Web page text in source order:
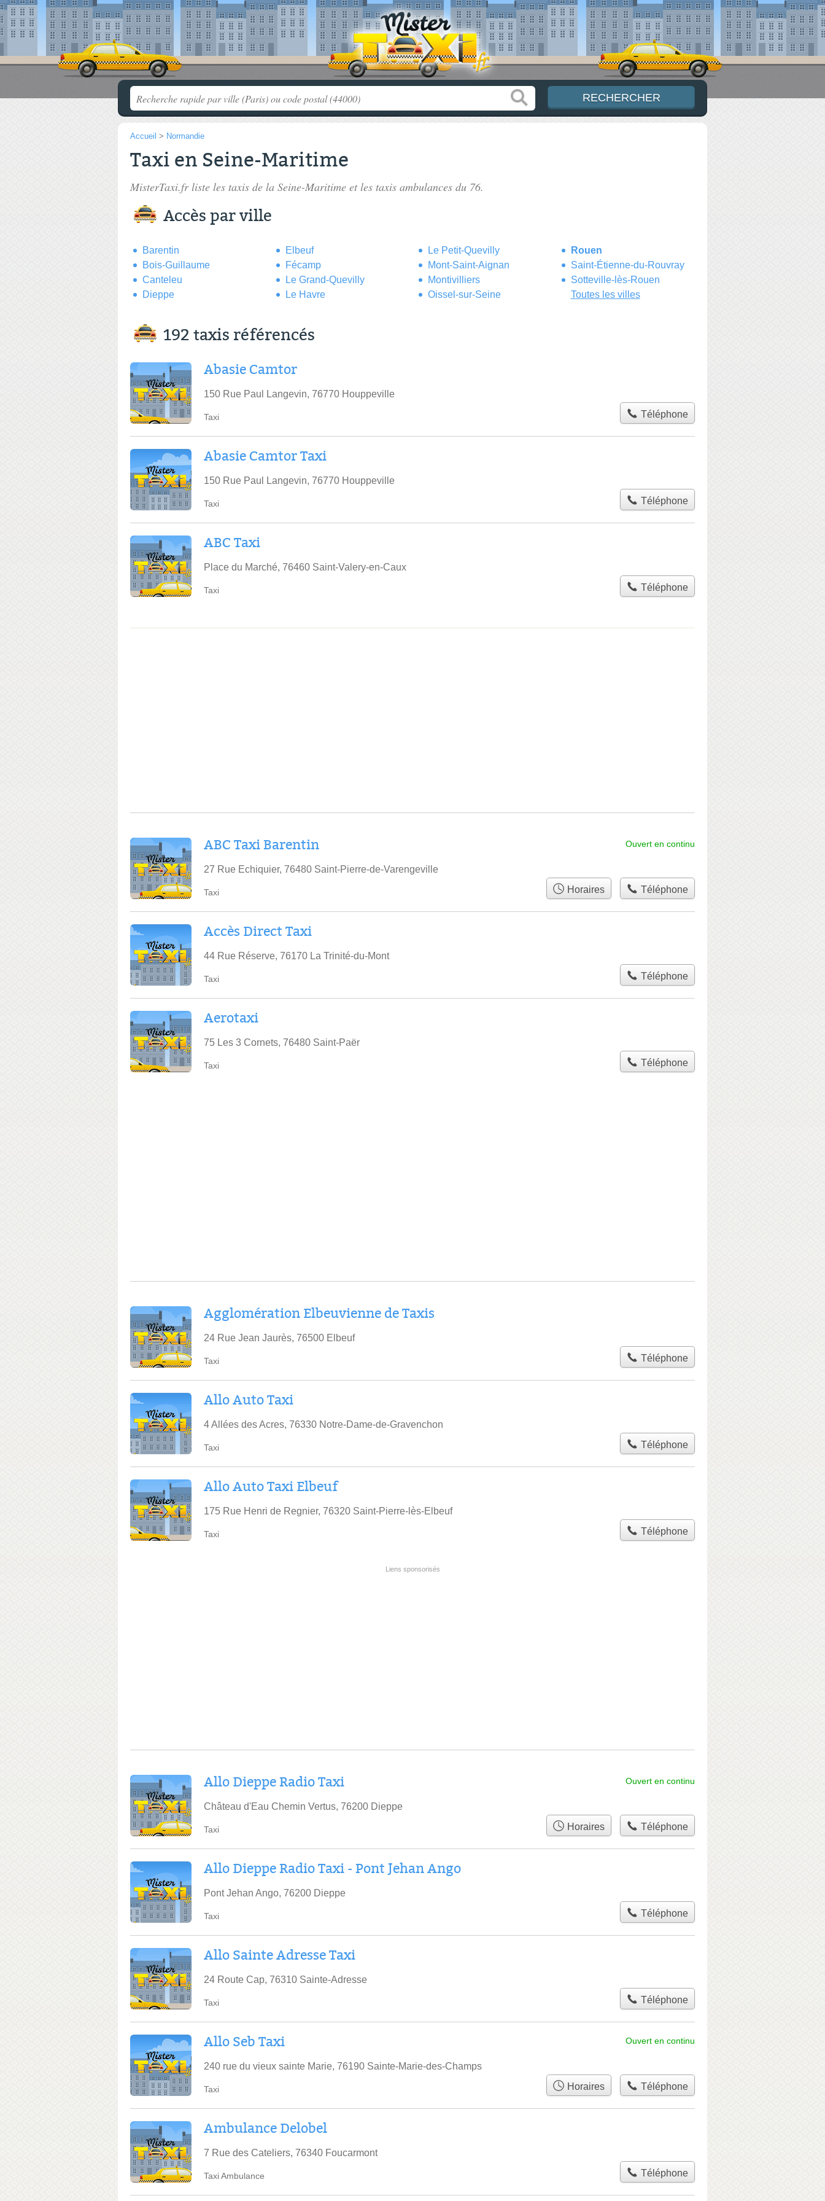
Accueil > Normandie
Taxi en Seine-Maritime
MisterTaxi.fr liste les taxis de la Seine-Maritime et les taxis ambulances du 76.
Accès par ville
Barentin
Bois-Guillaume
Canteleu
Dieppe
Elbeuf
Fécamp
Le Grand-Quevilly
Le Havre
Le Petit-Quevilly
Mont-Saint-Aignan
Montivilliers
Oissel-sur-Seine
Rouen
Saint-Étienne-du-Rouvray
Sotteville-lès-Rouen
Toutes les villes
192 taxis référencés
Abasie Camtor
150 Rue Paul Langevin, 76770 Houppeville
Taxi Téléphone
Abasie Camtor Taxi
150 Rue Paul Langevin, 76770 Houppeville
Taxi Téléphone
ABC Taxi
Place du Marché, 76460 Saint-Valery-en-Caux
Taxi Téléphone
ABC Taxi Barentin
27 Rue Echiquier, 76480 Saint-Pierre-de-Varengeville
Ouvert en continu
Taxi Horaires Téléphone
Accès Direct Taxi
44 Rue Réserve, 76170 La Trinité-du-Mont
Taxi Téléphone
Aerotaxi
75 Les 3 Cornets, 76480 Saint-Paër
Taxi Téléphone
Agglomération Elbeuvienne de Taxis
24 Rue Jean Jaurès, 76500 Elbeuf
Taxi Téléphone
Allo Auto Taxi
4 Allées des Acres, 76330 Notre-Dame-de-Gravenchon
Taxi Téléphone
Allo Auto Taxi Elbeuf
175 Rue Henri de Regnier, 76320 Saint-Pierre-lès-Elbeuf
Taxi Téléphone
Allo Dieppe Radio Taxi
Château d'Eau Chemin Vertus, 76200 Dieppe
Ouvert en continu
Taxi Horaires Téléphone
Allo Dieppe Radio Taxi - Pont Jehan Ango
Pont Jehan Ango, 76200 Dieppe
Taxi Téléphone
Allo Sainte Adresse Taxi
24 Route Cap, 76310 Sainte-Adresse
Taxi Téléphone
Allo Seb Taxi
240 rue du vieux sainte Marie, 76190 Sainte-Marie-des-Champs
Ouvert en continu
Taxi Horaires Téléphone
Ambulance Delobel
7 Rue des Cateliers, 76340 Foucarmont
Taxi Ambulance Téléphone